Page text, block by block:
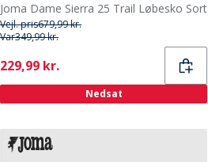
Joma Dame Sierra 25 Trail Løbesko Sort
Vejl. pris679,99 kr.
Var349,99 kr.
Current
229,99 kr.
Nedsat